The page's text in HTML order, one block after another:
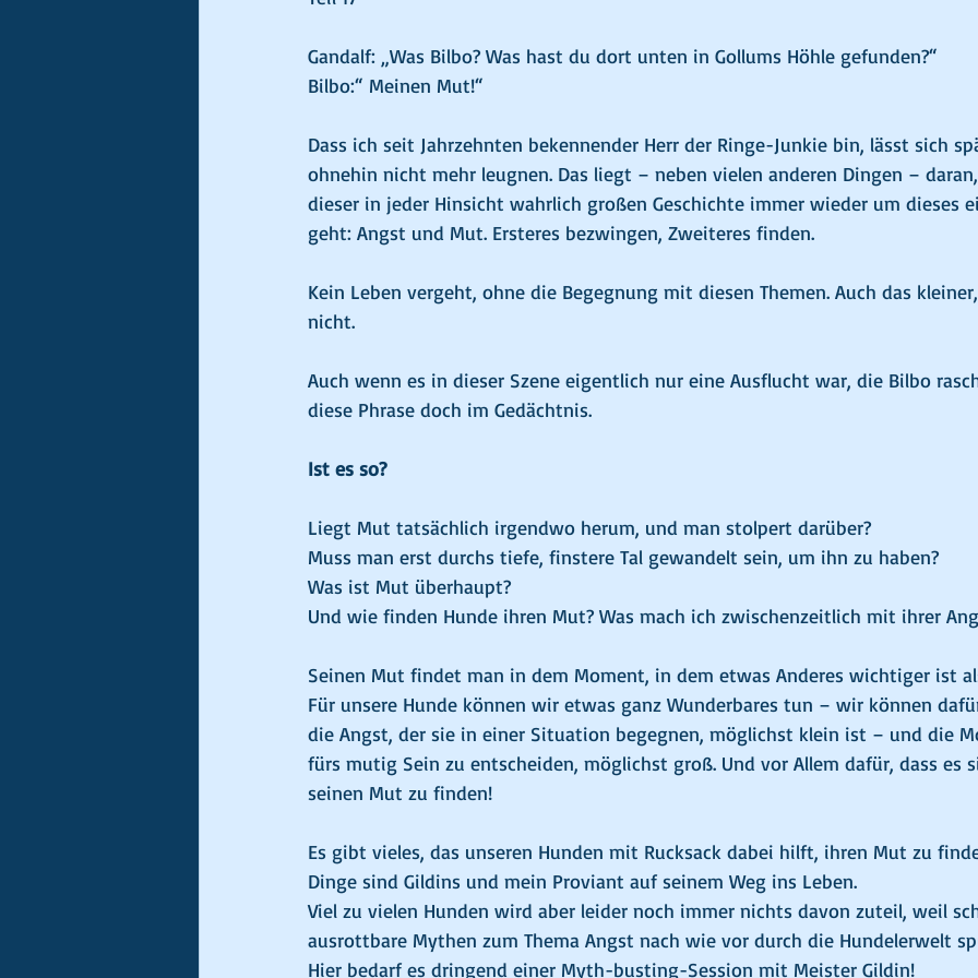
Gandalf: „Was Bilbo? Was hast du dort unten in Gollums Höhle gefunden?“
Bilbo:“ Meinen Mut!“
Dass ich seit Jahrzehnten bekennender Herr der Ringe-Junkie bin, lässt sich
ohnehin nicht mehr leugnen. Das liegt – neben vielen anderen Dingen –
dieser in jeder Hinsicht wahrlich großen Geschichte immer wieder um dieses
geht: Angst und Mut. Ersteres bezwingen, Zweiteres finden.
Kein Leben vergeht, ohne die Begegnung mit diesen Themen. Auch das
nicht.
Auch wenn es in dieser Szene eigentlich nur eine Ausflucht war, die Bilbo
diese Phrase doch im Gedächtnis.
Ist es so?
Liegt Mut tatsächlich irgendwo herum, und man stolpert darüber?
Muss man erst durchs tiefe, finstere Tal gewandelt sein, um ihn zu haben?
Was ist Mut überhaupt?
Und wie finden Hunde ihren Mut? Was mach ich zwischenzeitlich mit ihrer
Seinen Mut findet man in dem Moment, in dem etwas Anderes wichtiger ist
Für unsere Hunde können wir etwas ganz Wunderbares tun – wir können
die Angst, der sie in einer Situation begegnen, möglichst klein ist – und die
fürs mutig Sein zu entscheiden, möglichst groß. Und vor Allem dafür, dass es
seinen Mut zu finden!
Es gibt vieles, das unseren Hunden mit Rucksack dabei hilft, ihren Mut zu
Dinge sind Gildins und mein Proviant auf seinem Weg ins Leben.
Viel zu vielen Hunden wird aber leider noch immer nichts davon zuteil, weil
ausrottbare Mythen zum Thema Angst nach wie vor durch die Hundelerwelt
Hier bedarf es dringend einer Myth-busting-Session mit Meister Gildin!